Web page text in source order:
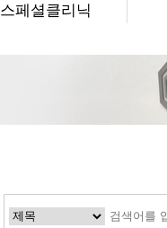
스페셜클리닉